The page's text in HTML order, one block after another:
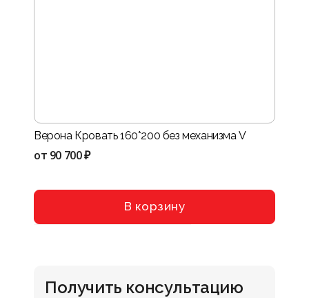
Верона Кровать 160*200 без механизма V
от 90 700 ₽
В корзину
Получить консультацию